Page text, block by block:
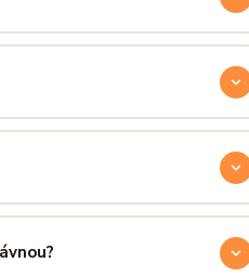
a odolnou. Produkt si
hned při prvním oblečení.
hřejivá, pevná a zároveň
praní.
přes PPL, GLS nebo Českou
sebe už za pár dní.